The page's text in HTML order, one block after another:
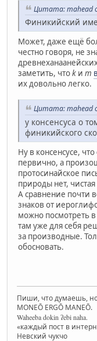
Цитата: mahead
Финикийский
Может, даже ещё
честно говоря, не
заметить, чтоk и m
их довольно легко.
Цитата: mahead
у консенсуса о
финикийского
Ну в консенсусе,
первично, а
протосинайское
природы нет,
А сравнение почти
знаков от
можно посмотреть в
там уже для себя
за производные.
обосновать.
Пиши, что думаешь,
MONEŌ ERGŌ MANEŌ.
Waheeba dokin ʔebi naha.
«каждый пост в
Невский чукчо